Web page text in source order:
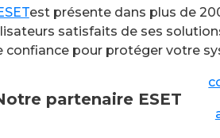
partenaire ESET
est présente dans plus de
satisfaits de ses
confiance pour protéger votre